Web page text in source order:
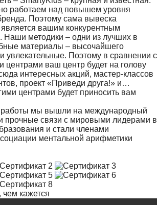
работаем над повышем уровня
Поэтому сама вывеска
вашим конкурентным
Наши методики – одни из лучших в
материалы – высочайшего
увлекательные. Поэтому в сравнении с
центрами ваш центр будет на голову
интересных акций, мастер-классов
проект «Приведи друга!» и…
центрами будет приносить вам
работы мы вышли на международный
прочные связи с мировыми лидерами в
и стали членами
ментальной арифметики
чем кажется